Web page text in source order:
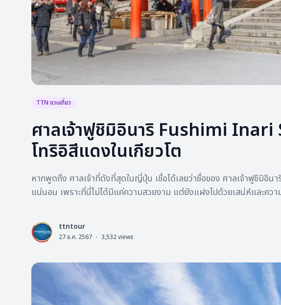
TTN ชวนเที่ยว
ศาลเจ้าฟูชิมิอินาริ Fushimi
โทริอิสีแดงในเกียวโต
หากพูดถึง ศาลเจ้าที่ดังที่สุดในญี่ปุ่น เชื่อได้เลยว่าชื่อของ ศาลเจ้าฟูชิมิอิ
แน่นอน เพราะที่นี่ไม่ได้มีแค่ความสวยงาม แต่ยังแฝงไปด้วยเสน่ห์และคว
L
ttntour
27 ธ.ค. 2567 · 3,532views